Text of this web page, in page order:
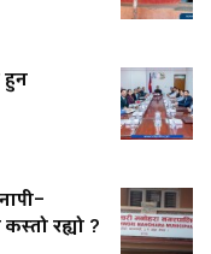
हुन
रह्यो ?